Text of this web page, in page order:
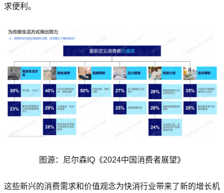
求便利。
图源：尼尔森IQ《2024中国消费者展望》
这些新兴的消费需求和价值观念为快消行业带来了新的增长机